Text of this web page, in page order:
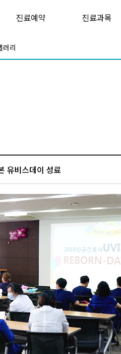
진료예약 진료과목
러리
유비스데이 성료